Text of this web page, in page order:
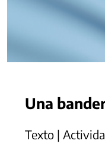
Una
Texto |